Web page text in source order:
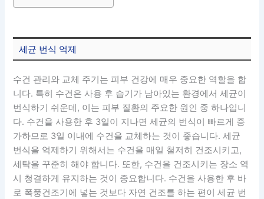
세균 번식 억제
수건 관리와 교체 주기는 피부 건강에 매우 중요한 역할을 합
니다. 특히 수건은 사용 후 습기가 남아있는 환경에서 세균이
번식하기 쉬운데, 이는 피부 질환의 주요한 원인 중 하나입니
다. 수건을 사용한 후 3일이 지나면 세균의 번식이 빠르게 증
가하므로 3일 이내에 수건을 교체하는 것이 좋습니다. 세균
번식을 억제하기 위해서는 수건을 매일 철저히 건조시키고,
세탁을 꾸준히 해야 합니다. 또한, 수건을 건조시키는 장소 역
시 청결하게 유지하는 것이 중요합니다. 수건을 사용한 후 바
로 폭풍건조기에 넣는 것보다 자연 건조를 하는 편이 세균 번